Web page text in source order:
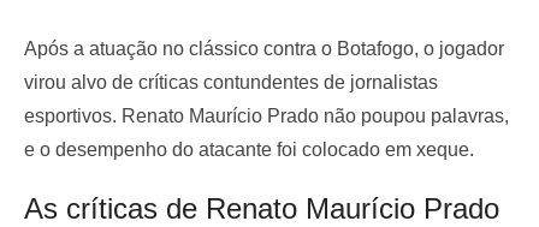
Após a atuação no clássico contra o Botafogo, o jogador
virou alvo de críticas contundentes de jornalistas
esportivos. Renato Maurício Prado não poupou palavras,
e o desempenho do atacante foi colocado em xeque.
As críticas de Renato Maurício Prado